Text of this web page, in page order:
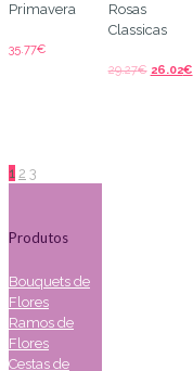
Primavera
35.77€
Rosas
Classicas
29.27€ 26.02€
1 2 3
Produtos
Bouquets de
Flores
Ramos de
Flores
Cestas de